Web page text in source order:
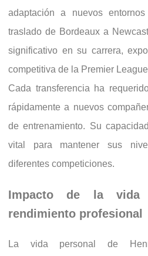
adaptación a nuevos
traslado de Bordeaux a
significativo en su carrera,
competitiva de la Premier
Cada transferencia ha
rápidamente a nuevos
de entrenamiento. Su
vital para mantener sus
diferentes competiciones.
Impacto de la vida
rendimiento profesional
La vida personal de